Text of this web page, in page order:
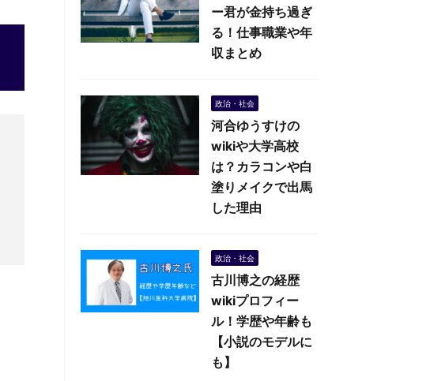
ー君が金持ち過ぎ
る！仕事職業や年
収まとめ
政治・社会
河合ゆうすけの
wikiや大学高校
は？カラコンや白
塗りメイクで出馬
した理由
政治・社会
古川博之の経歴
wikiプロフィー
ル！学歴や年齢も
【小説のモデルに
も】